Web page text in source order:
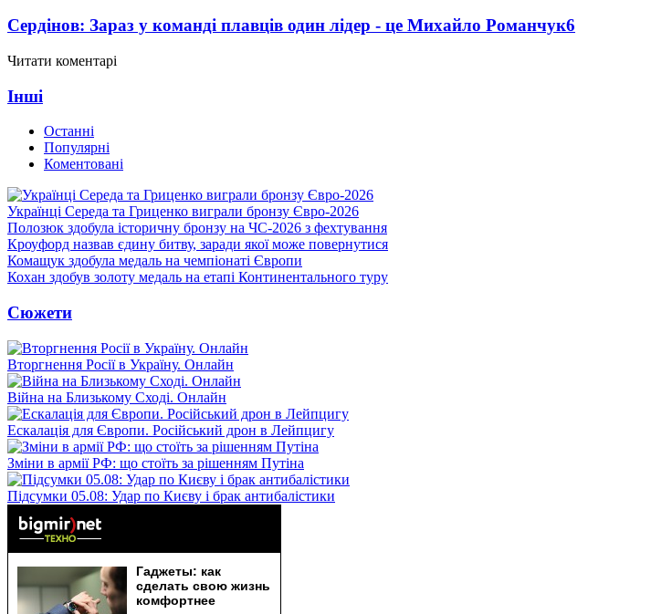
Сердінов: Зараз у команді плавців один лідер - це Михайло Романчук6
Читати коментарі
Інші
Останні
Популярні
Коментовані
Українці Середа та Гриценко виграли бронзу Євро-2026
Полозюк здобула історичну бронзу на ЧС-2026 з фехтування
Кроуфорд назвав єдину битву, заради якої може повернутися
Комащук здобула медаль на чемпіонаті Європи
Кохан здобув золоту медаль на етапі Континентального туру
Сюжети
Вторгнення Росії в Україну. Онлайн
Війна на Близькому Сході. Онлайн
Ескалація для Європи. Російський дрон в Лейпцигу
Зміни в армії РФ: що стоїть за рішенням Путіна
Підсумки 05.08: Удар по Києву і брак антибалістики